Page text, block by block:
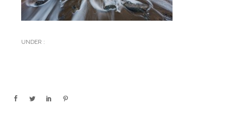
UNDER :